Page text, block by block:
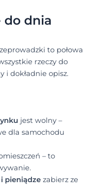
do dnia
to połowa
rzeczy do
i dokładnie opisz.
jest wolny –
dla samochodu
– to
pieniądzezabierz ze